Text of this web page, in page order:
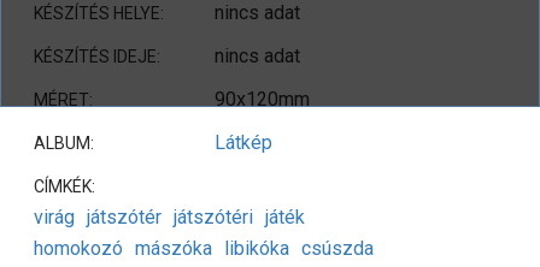
KÉSZÍTÉS HELYE: nincs adat
KÉSZÍTÉS IDEJE: nincs adat
MÉRET: 90x120mm
ALBUM: Látkép
CÍMKÉK:
virág játszótér játszótéri játék
homokozó mászóka libikóka csúszda